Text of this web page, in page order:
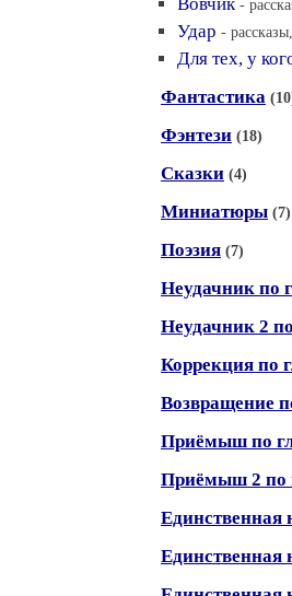
-
Удар -
Для тех, у
Фантастика
Фэнтези (18)
Сказки (4)
Миниатюры (7)
Поэзия (7)
Неудачник по
Неудачник 2
Коррекция по
Возвращение
Приёмыш по
Приёмыш 2 по
Единственная
Единственная